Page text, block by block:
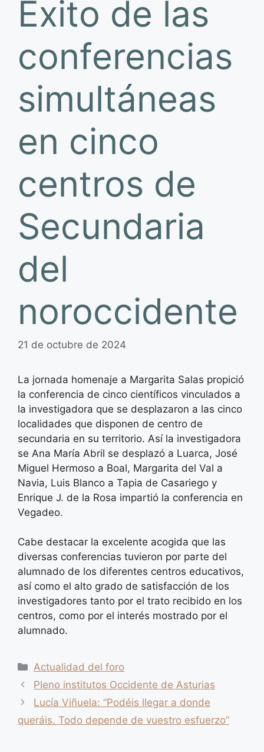
Éxito de las
conferencias
simultáneas
en cinco
centros de
Secundaria
del
noroccidente
21 de octubre de 2024
La jornada homenaje a Margarita Salas propició
la conferencia de cinco científicos vinculados a
la investigadora que se desplazaron a las cinco
localidades que disponen de centro de
secundaria en su territorio. Así la investigadora
se Ana María Abril se desplazó a Luarca, José
Miguel Hermoso a Boal, Margarita del Val a
Navia, Luis Blanco a Tapia de Casariego y
Enrique J. de la Rosa impartió la conferencia en
Vegadeo.
Cabe destacar la excelente acogida que las
diversas conferencias tuvieron por parte del
alumnado de los diferentes centros educativos,
así como el alto grado de satisfacción de los
investigadores tanto por el trato recibido en los
centros, como por el interés mostrado por el
alumnado.
Categorías
Actualidad del foro
Pleno institutos Occidente de Asturias
Lucía Viñuela: “Podéis llegar a donde
queráis. Todo depende de vuestro esfuerzo”